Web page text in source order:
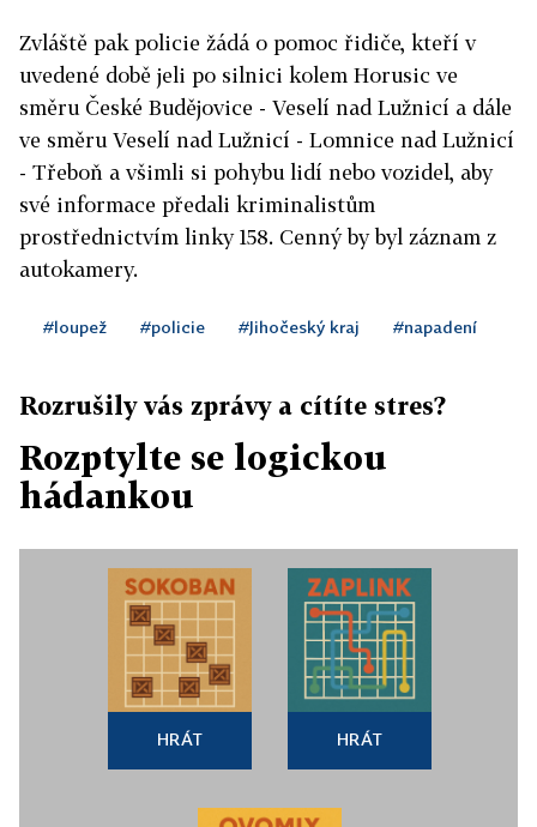
Zvláště pak policie žádá o pomoc řidiče, kteří v
uvedené době jeli po silnici kolem Horusic ve
směru České Budějovice - Veselí nad Lužnicí a dále
ve směru Veselí nad Lužnicí - Lomnice nad Lužnicí
- Třeboň a všimli si pohybu lidí nebo vozidel, aby
své informace předali kriminalistům
prostřednictvím linky 158. Cenný by byl záznam z
autokamery.
#loupež #policie #Jihočeský kraj #napadení
Rozrušily vás zprávy a cítíte stres?
Rozptylte se logickou
hádankou
HRÁT HRÁT